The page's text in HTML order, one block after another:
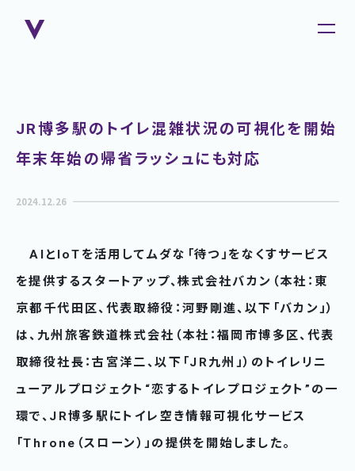
JR博多駅のトイレ混雑状況の可視化を開始
年末年始の帰省ラッシュにも対応
2024.12.26
​ AIとIoTを活用してムダな「待つ」をなくすサービス
を提供するスタートアップ、株式会社バカン（本社：東
京都千代田区、代表取締役：河野剛進、以下「バカン」）
は、九州旅客鉄道株式会社（本社：福岡市博多区、代表
取締役社長：古宮洋二、以下「JR九州」）のトイレリニ
ューアルプロジェクト“恋するトイレプロジェクト”の一
環で、JR博多駅にトイレ空き情報可視化サービス
「Throne（スローン）」の提供を開始しました。